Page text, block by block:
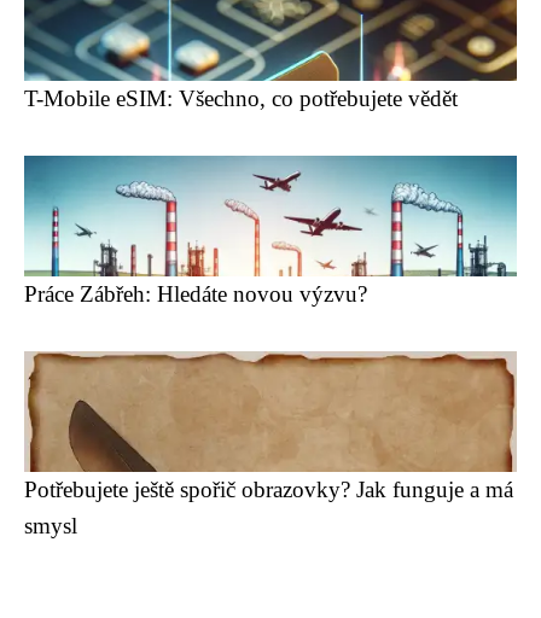
T-Mobile eSIM: Všechno, co potřebujete vědět
Práce Zábřeh: Hledáte novou výzvu?
Potřebujete ještě spořič obrazovky? Jak funguje a má
smysl